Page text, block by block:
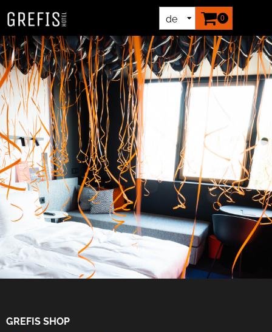
de
en
0
GREFIS SHOP